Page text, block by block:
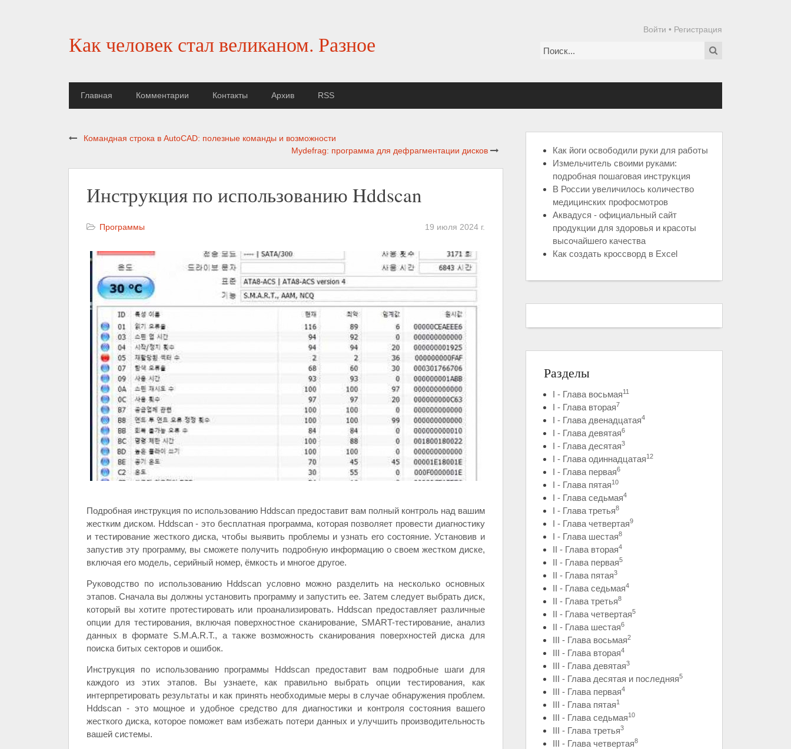
Как человек стал великаном. Разное
Войти • Регистрация
Главная Комментарии Контакты Архив RSS
Командная строка в AutoCAD: полезные команды и возможности
Mydefrag: программа для дефрагментации дисков
Инструкция по использованию Hddscan
Программы 19 июля 2024 г.
Подробная инструкция по использованию Hddscan предоставит вам полный контроль над вашим
жестким диском. Hddscan - это бесплатная программа, которая позволяет провести диагностику
и тестирование жесткого диска, чтобы выявить проблемы и узнать его состояние. Установив и
запустив эту программу, вы сможете получить подробную информацию о своем жестком диске,
включая его модель, серийный номер, ёмкость и многое другое.
Руководство по использованию Hddscan условно можно разделить на несколько основных
этапов. Сначала вы должны установить программу и запустить ее. Затем следует выбрать диск,
который вы хотите протестировать или проанализировать. Hddscan предоставляет различные
опции для тестирования, включая поверхностное сканирование, SMART-тестирование, анализ
данных в формате S.M.A.R.T., а также возможность сканирования поверхностей диска для
поиска битых секторов и ошибок.
Инструкция по использованию программы Hddscan предоставит вам подробные шаги для
каждого из этих этапов. Вы узнаете, как правильно выбрать опции тестирования, как
интерпретировать результаты и как принять необходимые меры в случае обнаружения проблем.
Hddscan - это мощное и удобное средство для диагностики и контроля состояния вашего
жесткого диска, которое поможет вам избежать потери данных и улучшить производительность
вашей системы.
Как йоги освободили руки для работы
Измельчитель своими руками:
подробная пошаговая инструкция
В России увеличилось количество
медицинских профосмотров
Аквадуся - официальный сайт
продукции для здоровья и красоты
высочайшего качества
Как создать кроссворд в Excel
Разделы
I - Глава восьмая11
I - Глава вторая7
I - Глава двенадцатая4
I - Глава девятая6
I - Глава десятая3
I - Глава одиннадцатая12
I - Глава первая6
I - Глава пятая10
I - Глава седьмая4
I - Глава третья8
I - Глава четвертая9
I - Глава шестая8
II - Глава вторая4
II - Глава первая5
II - Глава пятая3
II - Глава седьмая4
II - Глава третья8
II - Глава четвертая5
II - Глава шестая6
III - Глава восьмая2
III - Глава вторая4
III - Глава девятая3
III - Глава десятая и последняя5
III - Глава первая4
III - Глава пятая1
III - Глава седьмая10
III - Глава третья3
III - Глава четвертая8